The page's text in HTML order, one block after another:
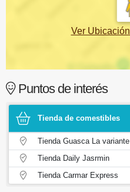
Ver Ubicación
Puntos de interés
Tienda de comestibles
Tienda Guasca La variante
Tienda Daily Jasrmin
Tienda Carmar Express